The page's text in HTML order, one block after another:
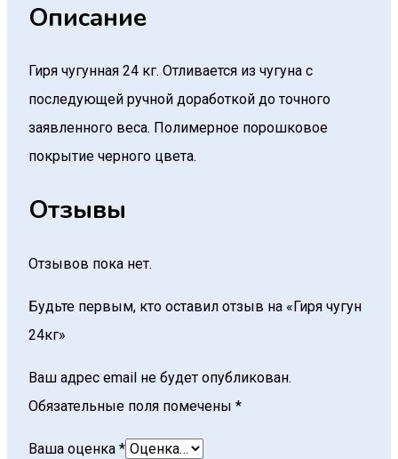
Описание
Гиря чугунная 24 кг. Отливается из чугуна с
последующей ручной доработкой до точного
заявленного веса. Полимерное порошковое
покрытие черного цвета.
Отзывы
Отзывов пока нет.
Будьте первым, кто оставил отзыв на «Гиря чугун
24кг»
Ваш адрес email не будет опубликован.
Обязательные поля помечены *
Ваша оценка *